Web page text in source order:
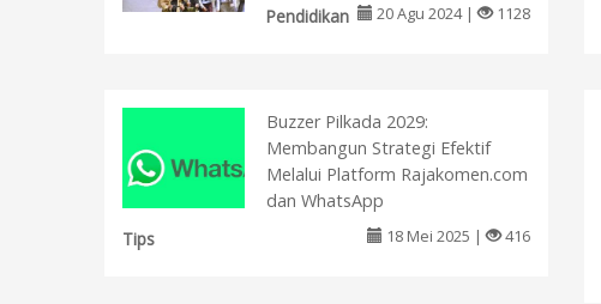
Pendidikan
20 Agu 2024 | 1128
Buzzer Pilkada 2029:
Membangun Strategi Efektif
Melalui Platform Rajakomen.com
dan WhatsApp
Tips
18 Mei 2025 | 416